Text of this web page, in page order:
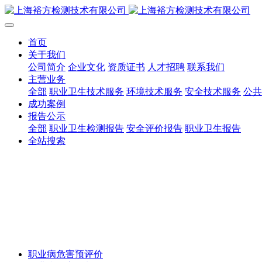
首页
关于我们
公司简介 企业文化 资质证书 人才招聘 联系我们
主营业务
全部 职业卫生技术服务 环境技术服务 安全技术服务 公
成功案例
报告公示
全部 职业卫生检测报告 安全评价报告 职业卫生报告
全站搜索
职业病危害预评价